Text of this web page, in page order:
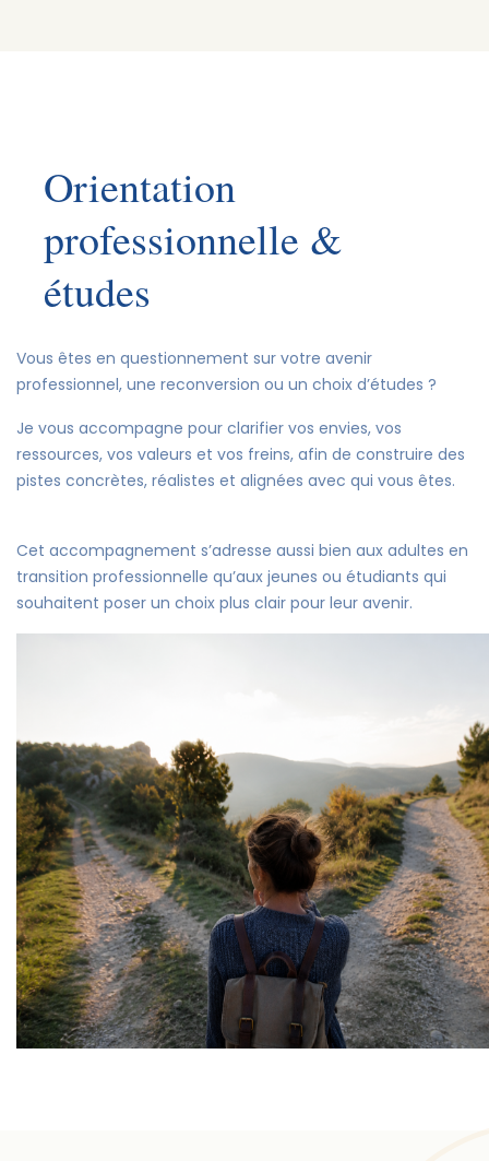
Orientation
professionnelle &
études
Vous êtes en questionnement sur votre avenir
professionnel, une reconversion ou un choix d’études ?
Je vous accompagne pour clarifier vos envies, vos
ressources, vos valeurs et vos freins, afin de construire des
pistes concrètes, réalistes et alignées avec qui vous êtes.
Cet accompagnement s’adresse aussi bien aux adultes en
transition professionnelle qu’aux jeunes ou étudiants qui
souhaitent poser un choix plus clair pour leur avenir.